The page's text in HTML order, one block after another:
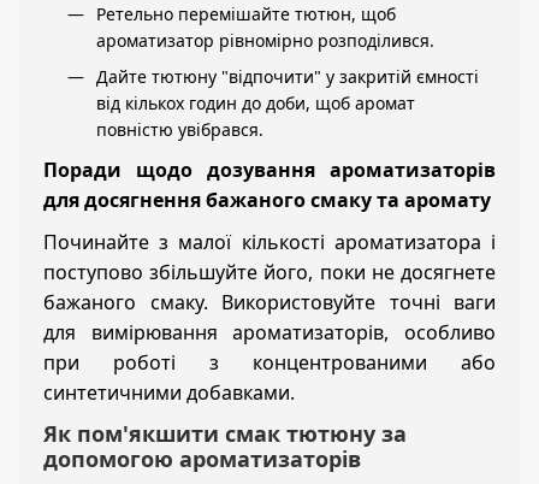
Ретельно перемішайте тютюн, щоб
ароматизатор рівномірно розподілився.
Дайте тютюну "відпочити" у закритій ємності
від кількох годин до доби, щоб аромат
повністю увібрався.
Поради щодо дозування ароматизаторів
для досягнення бажаного смаку та аромату
Починайте з малої кількості ароматизатора і
поступово збільшуйте його, поки не досягнете
бажаного смаку. Використовуйте точні ваги
для вимірювання ароматизаторів, особливо
при роботі з концентрованими або
синтетичними добавками.
Як пом'якшити смак тютюну за
допомогою ароматизаторів